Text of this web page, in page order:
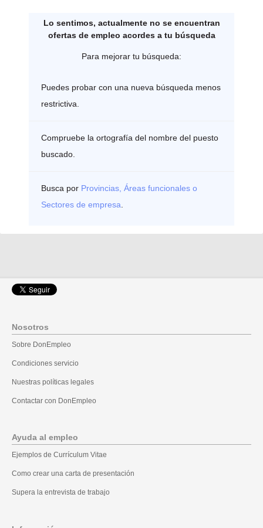
Lo sentimos, actualmente no se encuentran
ofertas de empleo acordes a tu búsqueda
Para mejorar tu búsqueda:
Puedes probar con una nueva búsqueda menos
restrictiva.
Compruebe la ortografía del nombre del puesto
buscado.
Busca por Provincias, Áreas funcionales o
Sectores de empresa
Nosotros
Sobre DonEmpleo
Condiciones servicio
Nuestras políticas legales
Contactar con DonEmpleo
Ayuda al empleo
Ejemplos de Currículum Vitae
Como crear una carta de presentación
Supera la entrevista de trabajo